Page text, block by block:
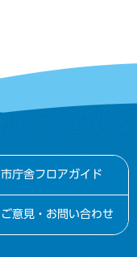
市庁舎フロアガイド
ご意見・お問い合わせ